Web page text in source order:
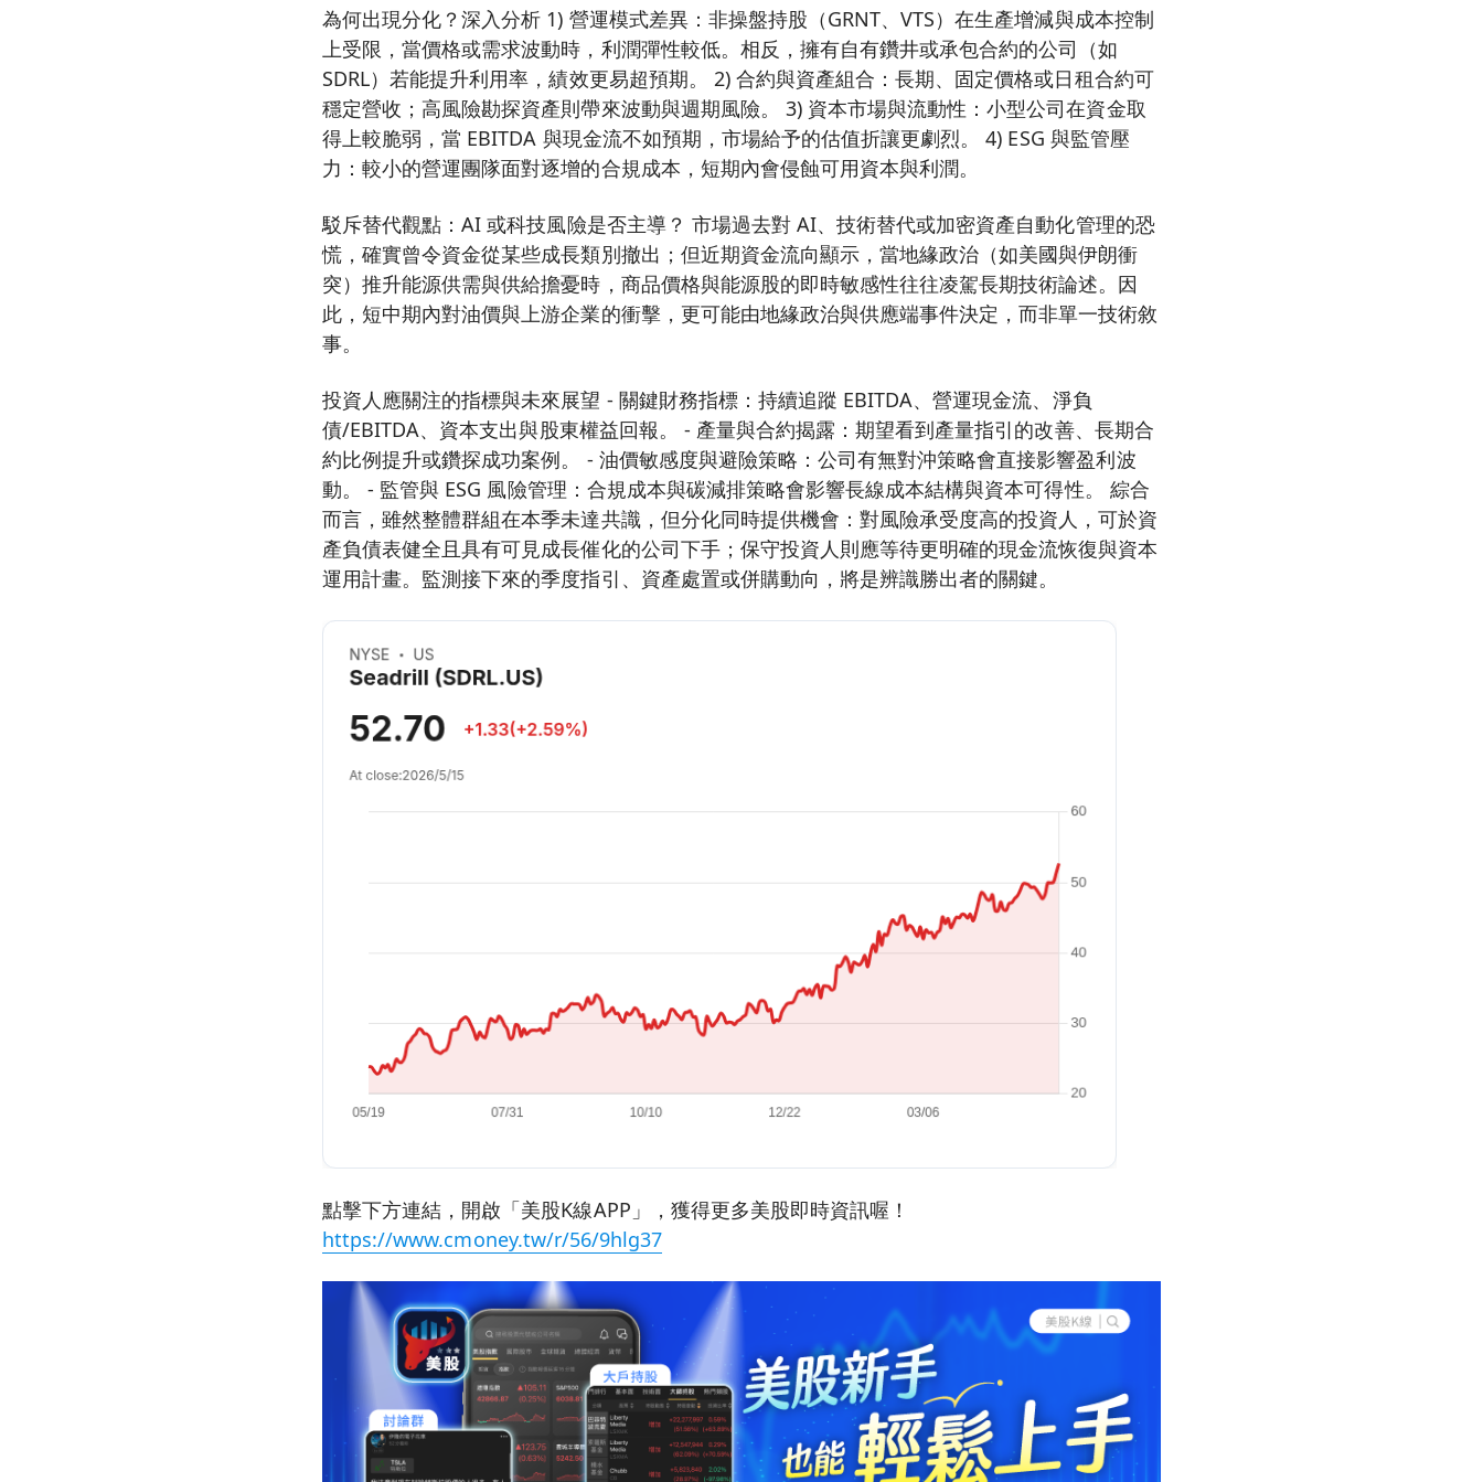
為何出現分化？深入分析 1) 營運模式差異：非操盤持股（GRNT、VTS）在生產增減與成本控制
上受限，當價格或需求波動時，利潤彈性較低。相反，擁有自有鑽井或承包合約的公司（如
SDRL）若能提升利用率，績效更易超預期。 2) 合約與資產組合：長期、固定價格或日租合約可
穩定營收；高風險勘探資產則帶來波動與週期風險。 3) 資本市場與流動性：小型公司在資金取
得上較脆弱，當 EBITDA 與現金流不如預期，市場給予的估值折讓更劇烈。 4) ESG 與監管壓
力：較小的營運團隊面對逐增的合規成本，短期內會侵蝕可用資本與利潤。
駁斥替代觀點：AI 或科技風險是否主導？ 市場過去對 AI、技術替代或加密資產自動化管理的恐
慌，確實曾令資金從某些成長類別撤出；但近期資金流向顯示，當地緣政治（如美國與伊朗衝
突）推升能源供需與供給擔憂時，商品價格與能源股的即時敏感性往往凌駕長期技術論述。因
此，短中期內對油價與上游企業的衝擊，更可能由地緣政治與供應端事件決定，而非單一技術敘
事。
投資人應關注的指標與未來展望 - 關鍵財務指標：持續追蹤 EBITDA、營運現金流、淨負
債/EBITDA、資本支出與股東權益回報。 - 產量與合約揭露：期望看到產量指引的改善、長期合
約比例提升或鑽探成功案例。 - 油價敏感度與避險策略：公司有無對沖策略會直接影響盈利波
動。 - 監管與 ESG 風險管理：合規成本與碳減排策略會影響長線成本結構與資本可得性。 綜合
而言，雖然整體群組在本季未達共識，但分化同時提供機會：對風險承受度高的投資人，可於資
產負債表健全且具有可見成長催化的公司下手；保守投資人則應等待更明確的現金流恢復與資本
運用計畫。監測接下來的季度指引、資產處置或併購動向，將是辨識勝出者的關鍵。
點擊下方連結，開啟「美股K線APP」，獲得更多美股即時資訊喔！
https://www.cmoney.tw/r/56/9hlg37